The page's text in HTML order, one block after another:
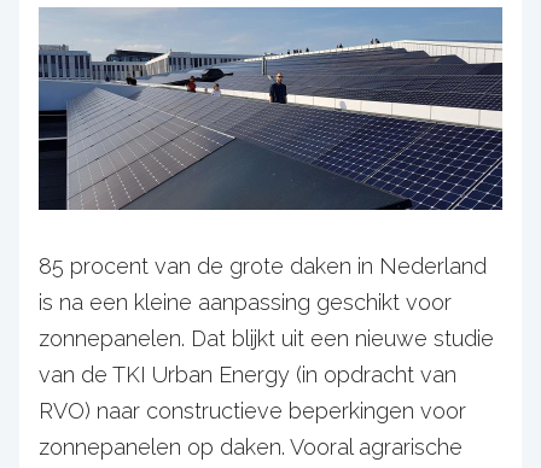
85 procent van de grote daken in Nederland
is na een kleine aanpassing geschikt voor
zonnepanelen. Dat blijkt uit een nieuwe studie
van de TKI Urban Energy (in opdracht van
RVO) naar constructieve beperkingen voor
zonnepanelen op daken. Vooral agrarische